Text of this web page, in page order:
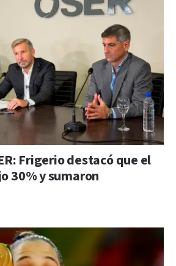
Frigerio destacó que el
30% y sumaron